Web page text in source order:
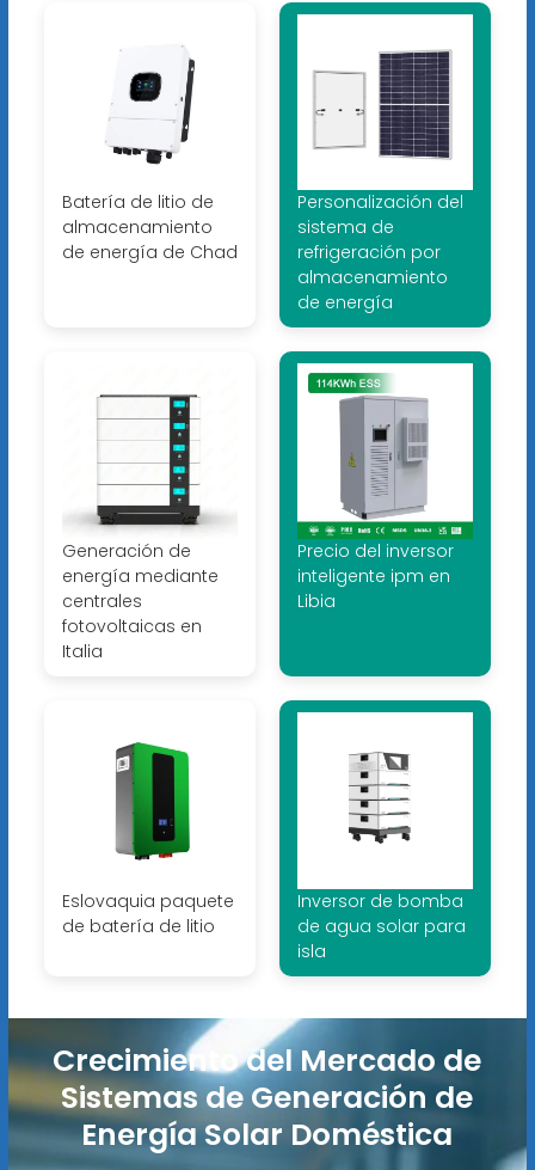
Batería de litio de
almacenamiento
de energía de Chad
Personalización del
sistema de
refrigeración por
almacenamiento
de energía
Generación de
energía mediante
centrales
fotovoltaicas en
Italia
Precio del inversor
inteligente ipm en
Libia
Eslovaquia paquete
de batería de litio
Inversor de bomba
de agua solar para
isla
Crecimiento del Mercado de
Sistemas de Generación de
Energía Solar Doméstica